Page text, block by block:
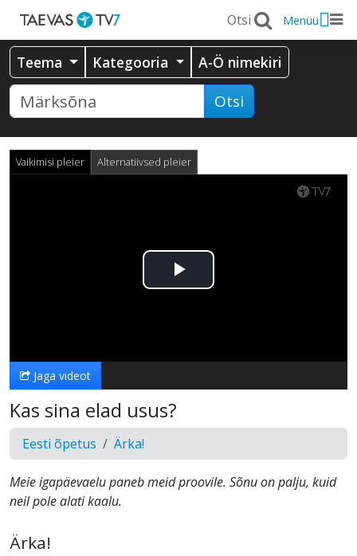
Menüü
Teema Kategooria A-Ö nimekiri
Otsi
Vaikimisi pleier Alternatiivsed pleier
Esita
Jaga videot
Kas sina elad usus?
Eesti õpetus Ärka!
Meie igapäevaelu paneb meid proovile. Sõnu on palju, kuid
neil pole alati kaalu.
Ärka!